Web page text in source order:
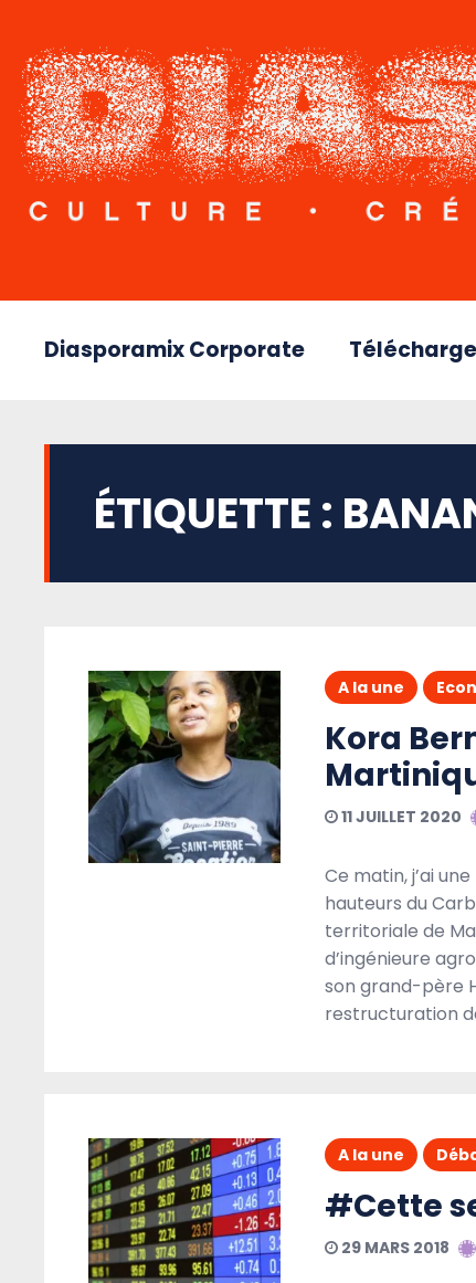
Diasporamix Corporate
ÉTIQUETTE :
A la une
Kora
11 JUILLET 2020
Ce matin, j’ai
hauteurs du
territoriale de
d’ingénieure
son grand-père
restructuration
A la une
#Cette
29 MARS 2018